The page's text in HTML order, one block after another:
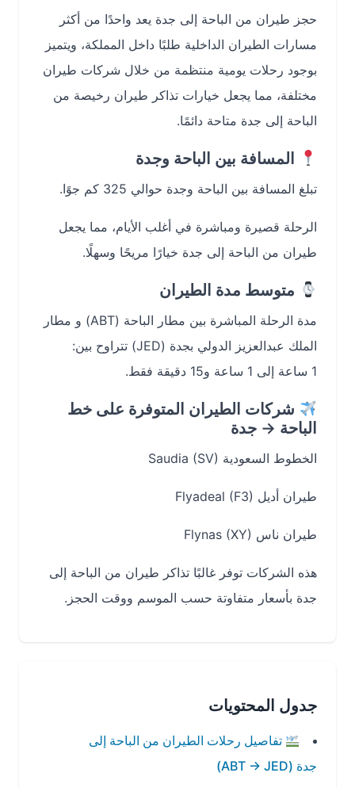
حجز طيران من الباحة إلى جدة يعد واحدًا من أكثر
مسارات الطيران الداخلية طلبًا داخل المملكة، ويتميز
بوجود رحلات يومية منتظمة من خلال شركات طيران
مختلفة، مما يجعل خيارات تذاكر طيران رخيصة من
الباحة إلى جدة متاحة دائمًا.
المسافة بين الباحة وجدة
تبلغ المسافة بين الباحة وجدة حوالي 325 كم جوًا.
الرحلة قصيرة ومباشرة في أغلب الأيام، مما يجعل
طيران من الباحة إلى جدة خيارًا مريحًا وسهلًا.
متوسط مدة الطيران
مدة الرحلة المباشرة بين مطار الباحة (ABT) و مطار
الملك عبدالعزيز الدولي بجدة (JED) تتراوح بين:
شركات الطيران المتوفرة على خط
الباحة → جدة
الخطوط السعودية Saudia (SV)
طيران أديل Flyadeal (F3)
طيران ناس Flynas (XY)
هذه الشركات توفر غالبًا تذاكر طيران من الباحة إلى
جدة بأسعار متفاوتة حسب الموسم ووقت الحجز.
جدول المحتويات
تفاصيل رحلات الطيران من الباحة إلى